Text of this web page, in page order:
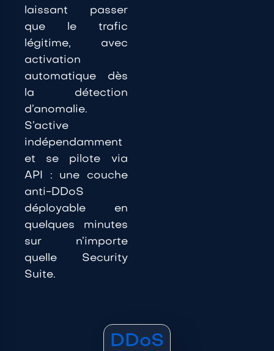
laissant passer
que le trafic
légitime, avec
activation
automatique dès
la détection
d’anomalie.
S’active
indépendamment
et se pilote via
API : une couche
anti-DDoS
déployable en
quelques minutes
sur n’importe
quelle Security
Suite.
DDoS